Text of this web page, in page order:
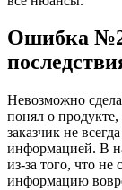
Ошибка
Невозможно
понял о
заказчик не
информацией. В
из-за того, что
информацию